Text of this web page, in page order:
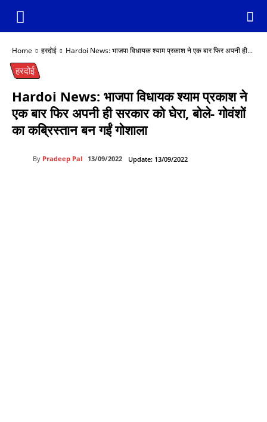
Home हरदोई Hardoi News: भाजपा विधायक श्याम प्रकाश ने एक बार फिर अपनी ही...
हरदोई
Hardoi News: भाजपा विधायक श्याम प्रकाश ने
एक बार फिर अपनी ही सरकार को घेरा, बोले- गोवंशों
का कब्रिस्तान बन गईं गोशाला
By Pradeep Pal 13/09/2022 Update: 13/09/2022